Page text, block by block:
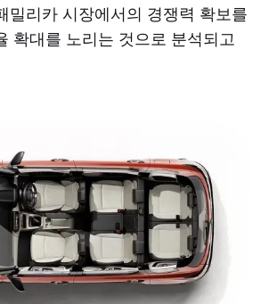
밀리카 시장에서의 경쟁력 확보를
확대를 노리는 것으로 분석되고